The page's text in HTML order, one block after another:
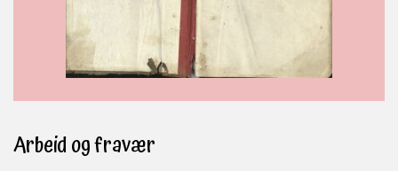
Arbeid og fravær